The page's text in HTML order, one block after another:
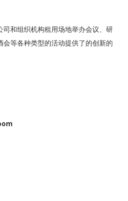
司和组织机构租用场地举办会议、研
等各种类型的活动提供了的创新的